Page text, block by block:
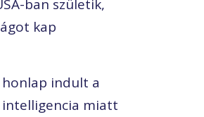
ban születik,
kap
indult a
intelligencia miatt